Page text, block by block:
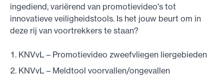
ingediend, variërend van promotievideo's tot
innovatieve veiligheidstools. Is het jouw beurt om in
deze rij van voortrekkers te staan?
KNVvL – Promotievideo zweefvliegen liergebieden
KNVvL – Meldtool voorvallen/ongevallen